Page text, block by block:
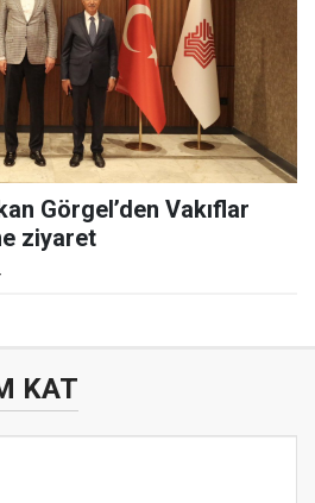
Görgel’den Vakıflar
ziyaret
KAT